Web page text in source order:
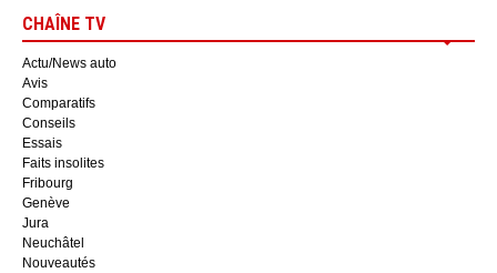
CHAÎNE TV
Actu/News auto
Avis
Comparatifs
Conseils
Essais
Faits insolites
Fribourg
Genève
Jura
Neuchâtel
Nouveautés